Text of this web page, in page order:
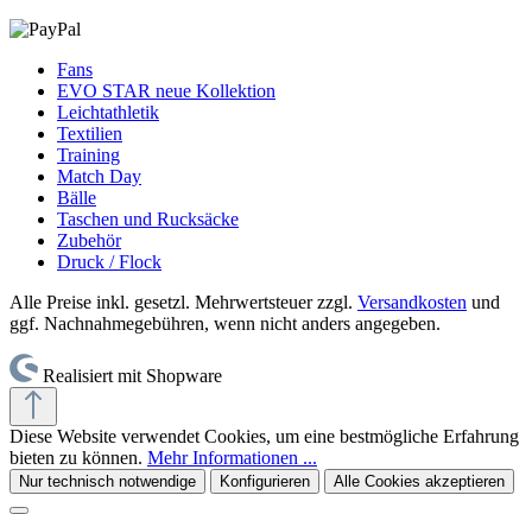
Fans
EVO STAR neue Kollektion
Leichtathletik
Textilien
Training
Match Day
Bälle
Taschen und Rucksäcke
Zubehör
Druck / Flock
Alle Preise inkl. gesetzl. Mehrwertsteuer zzgl. Versandkosten und
ggf. Nachnahmegebühren, wenn nicht anders angegeben.
Realisiert mit Shopware
Diese Website verwendet Cookies, um eine bestmögliche Erfahrung
bieten zu können. Mehr Informationen ...
Nur technisch notwendige Konfigurieren Alle Cookies akzeptieren